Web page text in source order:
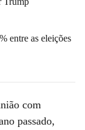
entre as eleições
com
passado,